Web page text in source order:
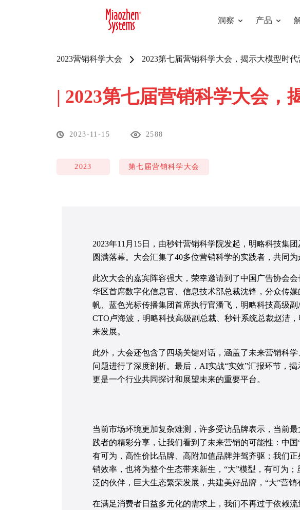
洞察 产品
2023营销科学大会 2023第七届营销科学大会，揭示大模型时
| 2023第七届营销科学大会，
2023-11-15 2588
2023 第七届营销科学大会
2023年11月15日，由秒针营销科学院发起，明略科技集
圆满落幕。大会汇集了40多位营销科学的实践者，共同
此次大会的嘉宾阵容强大，荣幸邀请到了中国广告协会
华区首席数字化信息官、信息技术部总裁沈锋，分众传
帆、蓝色光标传播集团首席执行官潘飞，明略科技高级
CTO卢海波，明略科技高级副总裁、秒针系统总裁赵洁
来发展。
此外，大会还包含了四场关键对话，涵盖了未来营销科
问题进行了深度剖析。最后，AI实战“实效”汇报环节，
更是一个行业共同探讨和展望未来的重要平台。
当前市场环境更加复杂难测，许多受访品牌表示，当前
践者的精彩分享，让我们看到了未来营销的可能性：中
有可为，高性价比品牌、高附加值品牌并驾齐驱；我们
销效率，也将为整个生态带来新生，“大”模型，有可为
泛的伙伴，巨大生态繁荣发展，共建美好品牌，“大”营
在满足消费者日益多元化的需求上，我们不再过于依赖